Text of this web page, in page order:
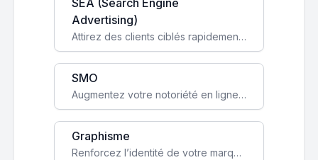
SEA (Search Engine
Advertising)
Attirez des clients ciblés rapidement avec des campagnes publicitaires payantes optimisées pour vos objectifs.
SMO
Augmentez votre notoriété en ligne et stimulez la croissance de votre entreprise grâce à une stratégie sociale sur mesure.
Graphisme
Renforcez l’identité de votre marque avec un design unique qui capte l’attention et engage vos clients.